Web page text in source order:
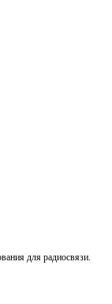
для радиосвязи.